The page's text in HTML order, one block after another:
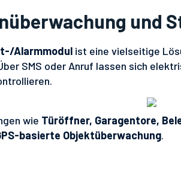
und
Alarmmodul ist eine vielseitige
SMS oder Anruf lassen sich
wie Türöffner, Garagentore,
basierte Objektüberwachung.